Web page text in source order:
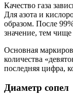
Качество газа
Для азота и
образом. После
значение, тем чище
Основная
количества
последняя цифра,
Диаметр сопел